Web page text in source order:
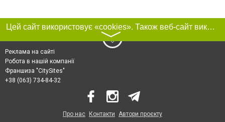
Цей сайт використовує «cookies». Також веб-сайт використовує інтернет-сервіс для збору технічних даних стосовно відвідувачів з метою отримання маркетингової та статистичної інформації. Умови обробки даних відвідувачів сайту див.
〉
Реклама на сайті
Робота в нашій компанії
Франшиза "CitySites"
+38 (063) 734-84-32
Про нас Контакти Автори проєкту